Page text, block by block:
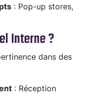
: Pop-up stores,
Interne ?
dans des
: Réception